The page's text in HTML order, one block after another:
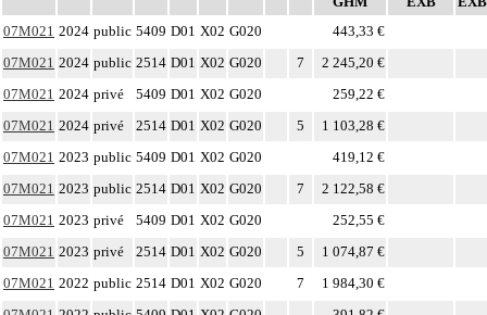
07M021 2024 public 5409 D01 X02 G020
443,33 €
07M021 2024 public 2514 D01 X02 G020 7
2 245,20 €
07M021 2024 privé 5409 D01 X02 G020
259,22 €
07M021 2024 privé 2514 D01 X02 G020 5
1 103,28 €
07M021 2023 public 5409 D01 X02 G020
419,12 €
07M021 2023 public 2514 D01 X02 G020 7
2 122,58 €
07M021 2023 privé 5409 D01 X02 G020
252,55 €
07M021 2023 privé 2514 D01 X02 G020 5
1 074,87 €
07M021 2022 public 2514 D01 X02 G020 7
1 984,30 €